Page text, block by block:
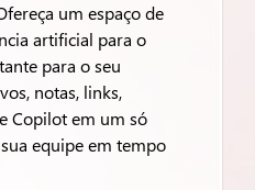
um espaço de
artificial para o
para o seu
notas, links,
Copilot em um só
equipe em tempo